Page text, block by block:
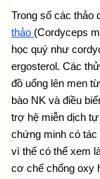
Trong số các thảo
thảo (Cordyceps
học quý như
ergosterol. Các
đồ uống lên men
bào NK và điều
trợ hệ miễn dịch tự
chứng minh có tác
vì thế có thể xem
cơ chế chống oxy